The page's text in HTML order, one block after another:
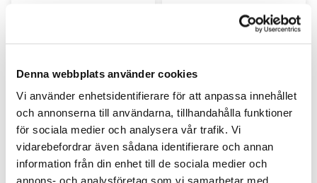
Denna webbplats använder cookies
Vi använder enhetsidentifierare för att anpassa innehållet
och annonserna till användarna, tillhandahålla funktioner
för sociala medier och analysera vår trafik. Vi
vidarebefordrar även sådana identifierare och annan
information från din enhet till de sociala medier och
annons- och analysföretag som vi samarbetar med.